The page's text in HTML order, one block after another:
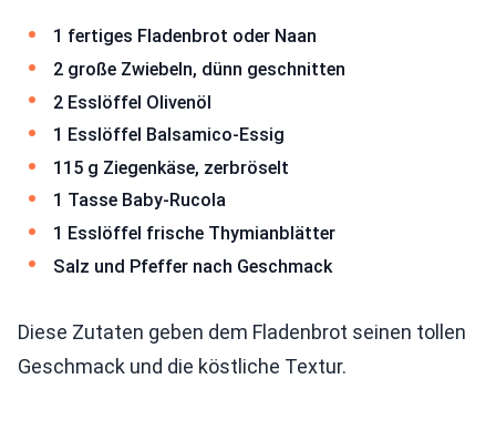
1 fertiges Fladenbrot oder Naan
2 große Zwiebeln, dünn geschnitten
2 Esslöffel Olivenöl
1 Esslöffel Balsamico-Essig
115 g Ziegenkäse, zerbröselt
1 Tasse Baby-Rucola
1 Esslöffel frische Thymianblätter
Salz und Pfeffer nach Geschmack
Diese Zutaten geben dem Fladenbrot seinen tollen
Geschmack und die köstliche Textur.